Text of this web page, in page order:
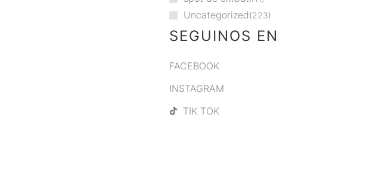
Uncategorized 223
SEGUINOS EN
FACEBOOK
INSTAGRAM
TIK TOK